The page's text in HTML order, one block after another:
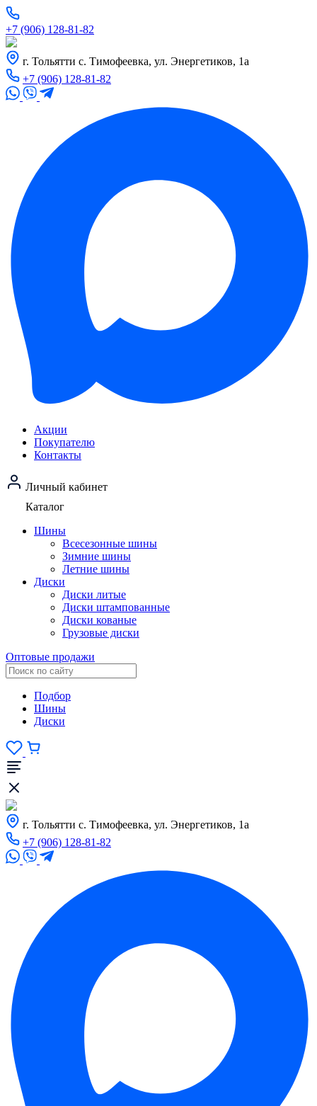
+7 (906) 128-81-82
г. Тольятти с. Тимофеевка, ул. Энергетиков, 1а
+7 (906) 128-81-82
Акции
Покупателю
Контакты
Личный кабинет
Каталог
Шины
Всесезонные шины
Зимние шины
Летние шины
Диски
Диски литые
Диски штампованные
Диски кованые
Грузовые диски
Оптовые продажи
Подбор
Шины
Диски
г. Тольятти с. Тимофеевка, ул. Энергетиков, 1а
+7 (906) 128-81-82